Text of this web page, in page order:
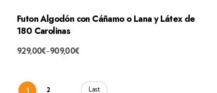
Futon Algodón con Cáñamo o Lana y Látex de
180 Carolinas
909,00€
-
929,00€
1 2 Last